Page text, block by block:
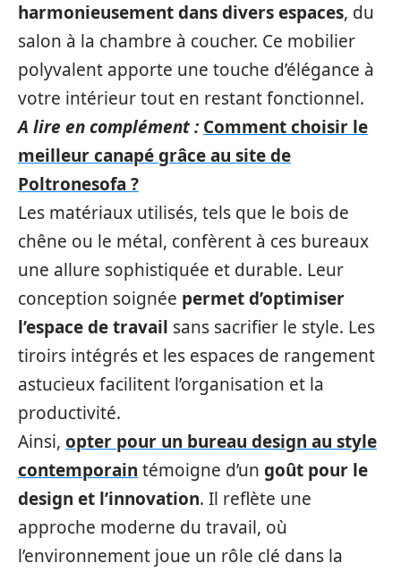
harmonieusement dans divers espaces, du
salon à la chambre à coucher. Ce mobilier
polyvalent apporte une touche d’élégance à
votre intérieur tout en restant fonctionnel.
A lire en complément : Comment choisir le
meilleur canapé grâce au site de
Poltronesofa ?
Les matériaux utilisés, tels que le bois de
chêne ou le métal, confèrent à ces bureaux
une allure sophistiquée et durable. Leur
conception soignée permet d’optimiser
l’espace de travail sans sacrifier le style. Les
tiroirs intégrés et les espaces de rangement
astucieux facilitent l’organisation et la
productivité.
Ainsi, opter pour un bureau design au style
contemporain témoigne d’un goût pour le
design et l’innovation. Il reflète une
approche moderne du travail, où
l’environnement joue un rôle clé dans la